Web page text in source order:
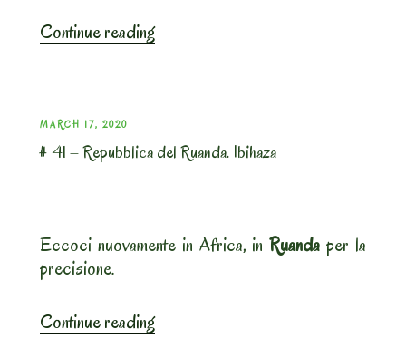
Continue reading“#
Ciad.
POSTED
ON
MARCH 17, 2020
# 41 – Repubblica del Ruanda. Ibihaza
Eccoci nuovamente in Africa, inRuanda per la
precisione.
Continue reading“#